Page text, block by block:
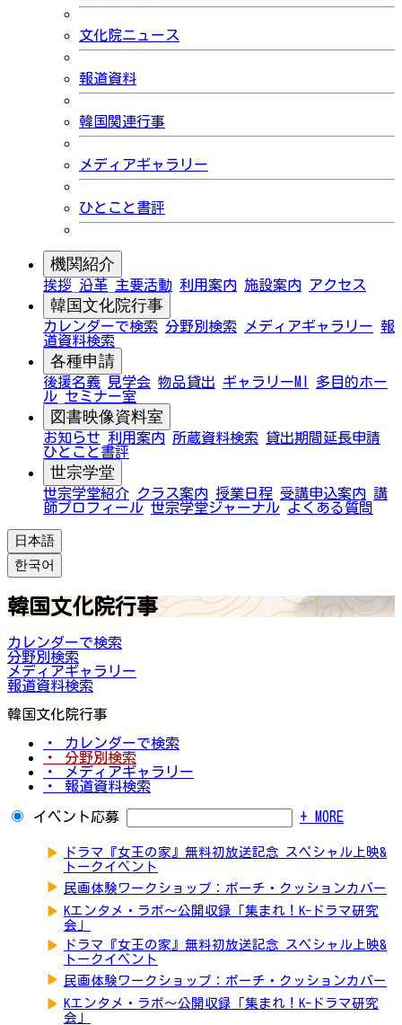
文化院ニュース
報道資料
韓国関連行事
メディアギャラリー
ひとこと書評
機関紹介
挨拶 沿革 主要活動 利用案内 施設案内 アクセス
韓国文化院行事
カレンダーで検索 分野別検索 メディアギャラリー 報
道資料検索
各種申請
後援名義 見学会 物品貸出 ギャラリーMI
多目的ホー
ル セミナー室
図書映像資料室
お知らせ 利用案内 所蔵資料検索
貸出期間延長申請
ひとこと書評
世宗学堂
世宗学堂紹介 クラス案内 授業日程 受講申込案内 講
師プロフィール 世宗学堂ジャーナル よくある質問
日本語
한국어
韓国文化院行事
カレンダーで検索
分野別検索
メディアギャラリー
報道資料検索
韓国文化院行事
・ カレンダーで検索
・ 分野別検索
・ メディアギャラリー
・ 報道資料検索
イベント応募 + MORE
▶
ドラマ『女王の家』無料初放送記念 スペシャル上映&
トークイベント
▶ 民画体験ワークショップ：ポーチ・クッションカバー
▶ Kエンタメ・ラボ～公開収録「集まれ！K-ドラマ研究
会」
▶
ドラマ『女王の家』無料初放送記念 スペシャル上映&
トークイベント
▶ 民画体験ワークショップ：ポーチ・クッションカバー
▶ Kエンタメ・ラボ～公開収録「集まれ！K-ドラマ研究
会」